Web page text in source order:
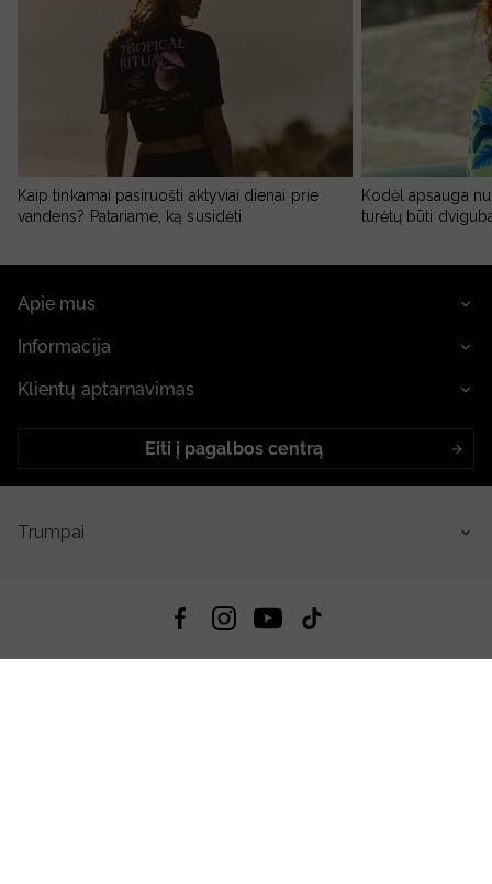
Kaip tinkamai pasiruošti aktyviai dienai prie
vandens? Patariame, ką susidėti
Kodėl apsauga
turėtų būti
Apie mus
Informacija
Klientų aptarnavimas
Eiti į pagalbos centrą
Trumpai